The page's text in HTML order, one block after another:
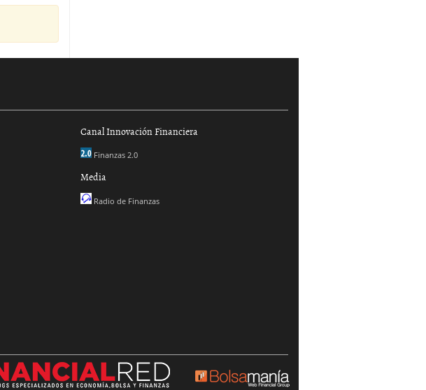
Canal Innovación Financiera
Finanzas 2.0
Media
Radio de Finanzas